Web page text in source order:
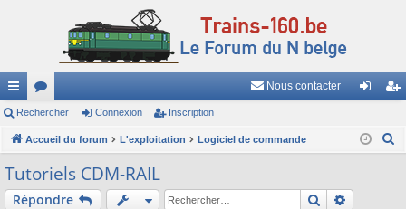
ac
co
ur
ci
or
u
s
Nous contacter
ne cri
Rechercher Connexion Inscription
Accueil du forum L'exploitation Logiciel de commande
Tutoriels CDM-RAIL
Répondre Rechercher